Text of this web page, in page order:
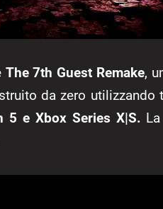
The 7th Guest Remake,
da zero utilizzando
5 e Xbox Series X|S.